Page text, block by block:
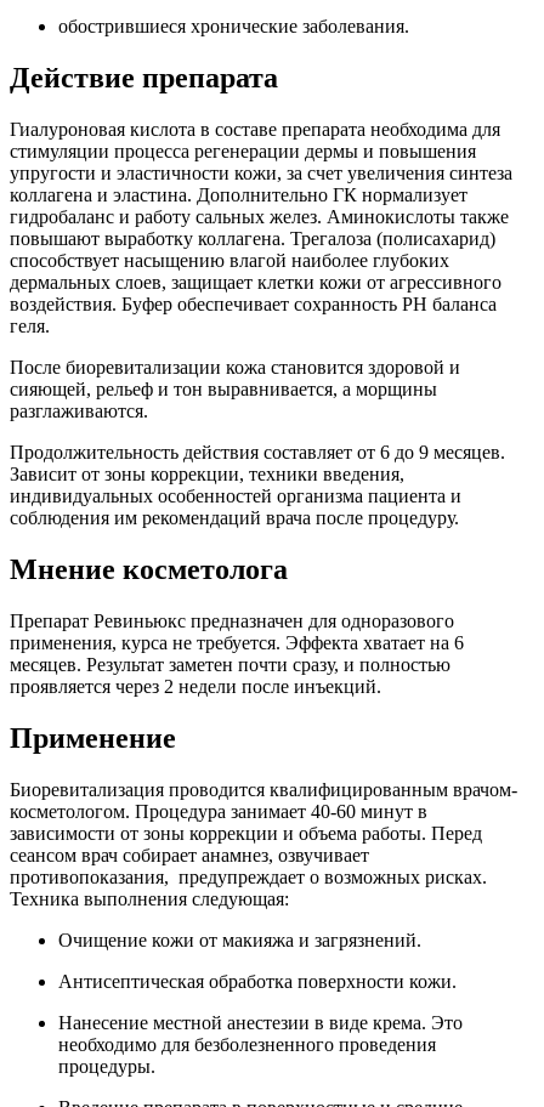
обострившиеся хронические заболевания.
Действие препарата
Гиалуроновая кислота в составе препарата необходима для
стимуляции процесса регенерации дермы и повышения
упругости и эластичности кожи, за счет увеличения синтеза
коллагена и эластина. Дополнительно ГК нормализует
гидробаланс и работу сальных желез. Аминокислоты также
повышают выработку коллагена. Трегалоза (полисахарид)
способствует насыщению влагой наиболее глубоких
дермальных слоев, защищает клетки кожи от агрессивного
воздействия. Буфер обеспечивает сохранность PH баланса
геля.
После биоревитализации кожа становится здоровой и
сияющей, рельеф и тон выравнивается, а морщины
разглаживаются.
Продолжительность действия составляет от 6 до 9 месяцев.
Зависит от зоны коррекции, техники введения,
индивидуальных особенностей организма пациента и
соблюдения им рекомендаций врача после процедуру.
Мнение косметолога
Препарат Ревиньюкс предназначен для одноразового
применения, курса не требуется. Эффекта хватает на 6
месяцев. Результат заметен почти сразу, и полностью
проявляется через 2 недели после инъекций.
Применение
Биоревитализация проводится квалифицированным врачом-
косметологом. Процедура занимает 40-60 минут в
зависимости от зоны коррекции и объема работы. Перед
сеансом врач собирает анамнез, озвучивает
противопоказания, предупреждает о возможных рисках.
Техника выполнения следующая:
Очищение кожи от макияжа и загрязнений.
Антисептическая обработка поверхности кожи.
Нанесение местной анестезии в виде крема. Это
необходимо для безболезненного проведения
процедуры.